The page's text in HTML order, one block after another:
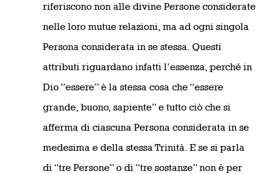
riferiscono non alle divine Persone considerate
nelle loro mutue relazioni, ma ad ogni singola
Persona considerata in se stessa. Questi
attributi riguardano infatti l’essenza, perché in
Dio “essere” è la stessa cosa che “essere
grande, buono, sapiente” e tutto ciò che si
afferma di ciascuna Persona considerata in se
medesima e della stessa Trinità. E se si parla
di “tre Persone” o di “tre sostanze” non è per